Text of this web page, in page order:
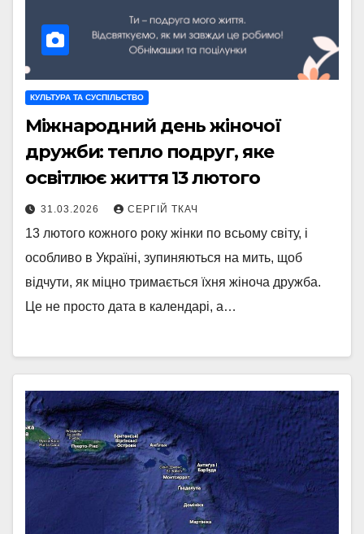
КУЛЬТУРА ТА СУСПІЛЬСТВО
Міжнародний день жіночої
дружби: тепло подруг, яке
освітлює життя 13 лютого
31.03.2026 СЕРГІЙ ТКАЧ
13 лютого кожного року жінки по всьому світу, і
особливо в Україні, зупиняються на мить, щоб
відчути, як міцно тримається їхня жіноча дружба.
Це не просто дата в календарі, а…